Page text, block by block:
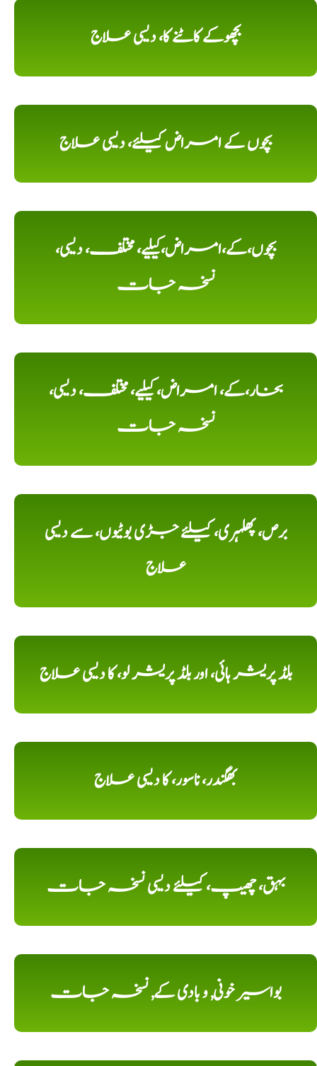
بچھوکے کاٹنے کا، دیسی علاج
بچوں کے امراض کیلئے، دیسی علاج
بچوں،کے،امراض،کیلیے، مختلف، دیسی،
نسخہ جات
بخار،کے، امراض، کیلیے، مختلف، دیسی،
نسخہ جات
برص، پھلہری، کیلئے جڑی بوٹیوں، سے دیسی
علاج
بلڈ پریشر ہائی، اور بلڈ پریشر لو، کا دیسی علاج
بھگندر، ناسور، کا دیسی علاج
بہق، چھیپ، کیلئے دیسی نسخہ جات
بواسیر خونی, و بادی کے, نسخہ جات